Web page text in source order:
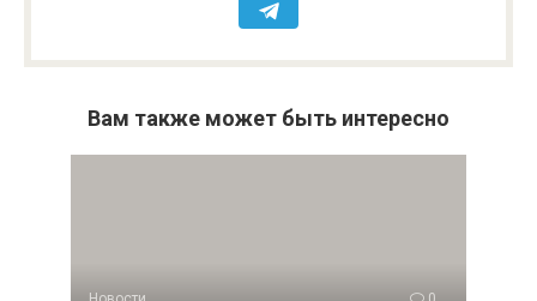
Вам также может быть интересно